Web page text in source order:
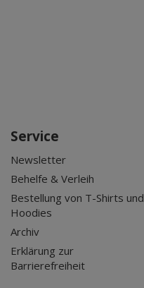
Service
Newsletter
Behelfe & Verleih
Bestellung von T-Shirts und
Hoodies
Archiv
Erklärung zur
Barrierefreiheit